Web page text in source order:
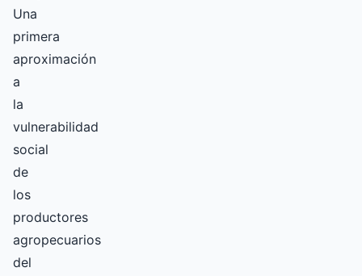
Una
primera
aproximación
a
la
vulnerabilidad
social
de
los
productores
agropecuarios
del